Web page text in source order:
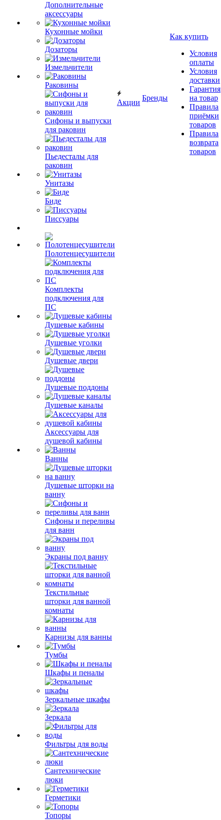
Дополнительные
аксессуары
Кухонные мойки
Дозаторы
Измельчители
Раковины
Сифоны и выпуски
для раковин
Пьедесталы для
раковин
Унитазы
Биде
Писсуары
Полотенцесушители
Комплекты
подключения для
ПС
Душевые кабины
Душевые уголки
Душевые двери
Душевые поддоны
Душевые каналы
Аксессуары для
душевой кабины
Ванны
Душевые шторки на
ванну
Сифоны и переливы
для ванн
Экраны под ванну
Текстильные
шторки для ванной
комнаты
Карнизы для ванны
Тумбы
Шкафы и пеналы
Зеркальные шкафы
Зеркала
Фильтры для воды
Сантехнические
люки
Герметики
Топоры
Акции
Бренды
Как купить
Условия
оплаты
Условия
доставки
Гарантия
на товар
Правила
приёмки
товаров
Правила
возврата
товаров